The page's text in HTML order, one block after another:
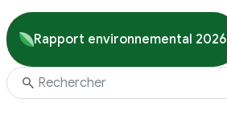
Rapport environnemental 2026